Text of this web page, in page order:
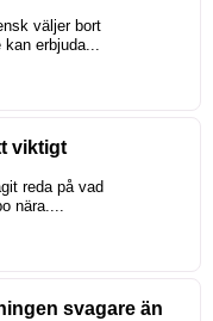
väljer bort
erbjuda...
viktigt
reda på vad
nära....
svagare än